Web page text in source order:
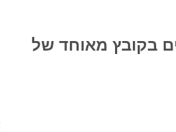
בקובץ מאוחד של